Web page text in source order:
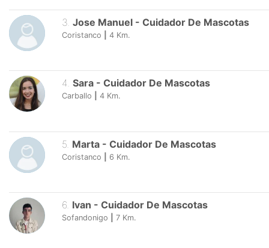
3. Jose Manuel - Cuidador De Mascotas
Coristanco 4 Km.
4. Sara - Cuidador De Mascotas
Carballo 4 Km.
5 Marta - Cuidador De Mascotas
Coristanco 6 Km.
6 Ivan - Cuidador De Mascotas
Sofandonigo 7 Km.